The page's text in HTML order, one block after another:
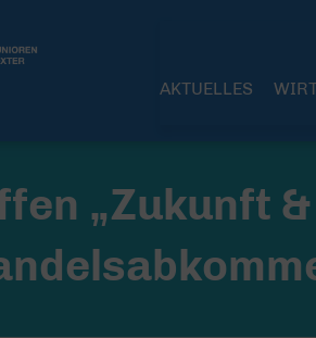
AKTUELLES
„Zukunft